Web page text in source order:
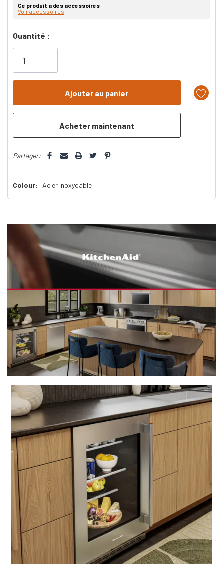
Ce produit a des accessoires
Voir accessoires
Dépêchez-
vous!
plus
Quantité :
Partager:
Colour: Acier Inoxydable